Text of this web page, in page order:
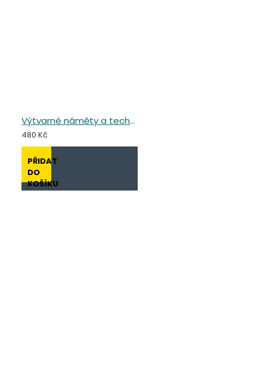
Výtvarné náměty a techniky v předškolním vzdělávání
480 Kč
PŘIDAT
DO
KOŠÍKU